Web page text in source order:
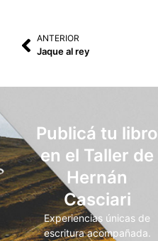
ANTERIOR
Jaque al rey
Publicá tu libro
en el Taller de
Hernán
Casciari
Experiencias únicas de
escritura acompañada.